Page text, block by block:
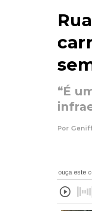
“É
Por
ouça este